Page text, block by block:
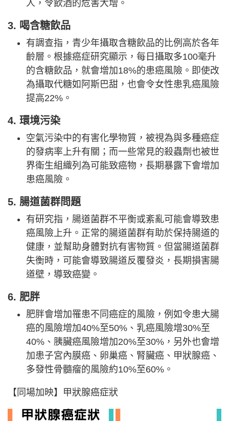
人，令飲酒的危害大增。
3. 喝含糖飲品
有調查指，青少年攝取含糖飲品的比例高於各年
齡層。根據癌症研究顯示，每日攝取多100毫升
的含糖飲品，就會增加18%的患癌風險。即使改
為攝取代糖如阿斯巴甜，也會令女性患乳癌風險
提高22%。
4. 環境污染
空氣污染中的有害化學物質，被視為與多種癌症
的發病率上升有關；而一些常見的殺蟲劑也被世
界衛生組織列為可能致癌物，長期暴露下會增加
患癌風險。
5. 腸道菌群問題
有研究指，腸道菌群不平衡或紊亂可能會導致患
癌風險上升。正常的腸道菌群有助於保持腸道的
健康，並幫助身體對抗有害物質。但當腸道菌群
失衡時，可能會導致腸道反覆發炎，長期損害腸
道壁，導致癌變。
6. 肥胖
肥胖會增加罹患不同癌症的風險，例如令患大腸
癌的風險增加40%至50%、乳癌風險增30%至
40%、胰臟癌風險增加20%至30%，另外也會增
加患子宮內膜癌、卵巢癌、腎臟癌、甲狀腺癌、
多發性骨髓瘤的風險約10%至60%。
【同場加映】甲狀腺癌症狀